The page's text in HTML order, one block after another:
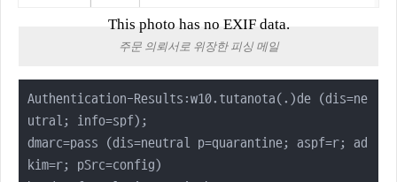
This photo has no EXIF data.
주문 의뢰서로 위장한 피싱 메일
Authentication-Results:w10.tutanota(.)de (dis=ne
utral; info=spf);
dmarc=pass (dis=neutral p=quarantine; aspf=r; ad
kim=r; pSrc=config)